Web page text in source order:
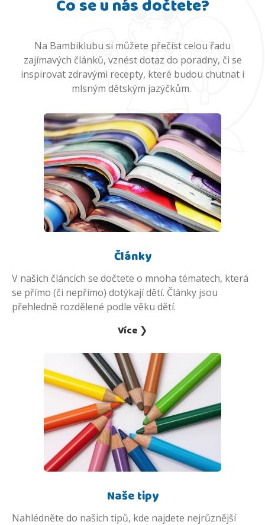
Co se u nás dočtete?
Na Bambiklubu si můžete přečíst celou řadu
zajímavých článků, vznést dotaz do poradny, či se
inspirovat zdravými recepty, které budou chutnat i
mlsným dětským jazýčkům.
Články
V našich článcích se dočtete o mnoha tématech, která
se přímo (či nepřímo) dotýkají dětí. Články jsou
přehledně rozdělené podle věku dětí.
Více ❯
Naše tipy
Nahlédněte do našich tipů, kde najdete nejrůznější